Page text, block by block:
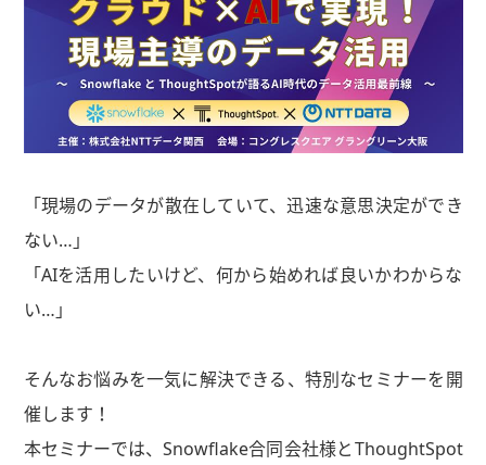
「現場のデータが散在していて、迅速な意思決定ができ
ない…」
「AIを活用したいけど、何から始めれば良いかわからな
い…」
そんなお悩みを一気に解決できる、特別なセミナーを開
催します！
本セミナーでは、Snowflake合同会社様とThoughtSpot